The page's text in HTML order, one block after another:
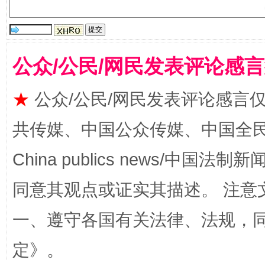
事关残疾人未来5年
公众/公民/网民发表评论感
★ 公众/公民/网民发表评论感言
共传媒、中国公众传媒、中国全
China publics news/中国法制新
同意其观点或证实其描述。 注
一、遵守各国有关法律、法规，
定》。